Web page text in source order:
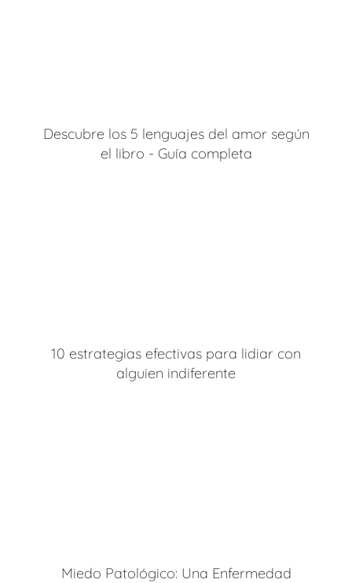
Descubre los 5 lenguajes del amor según
el libro - Guía completa
10 estrategias efectivas para lidiar con
alguien indiferente
Miedo Patológico: Una Enfermedad